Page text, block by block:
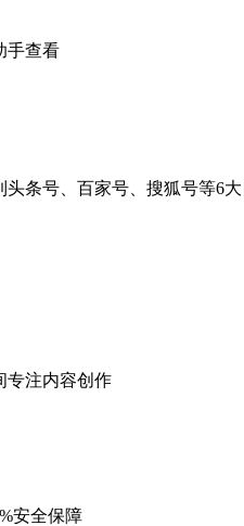
手查看
条号、百家号、搜狐号等6
专注内容创作
安全保障